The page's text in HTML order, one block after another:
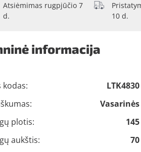
Atsiėmimas rugpjūčio 7
d.
10 d.
informacija
kodas:
LTK4830
Vasarinės
plotis:
145
aukštis:
70